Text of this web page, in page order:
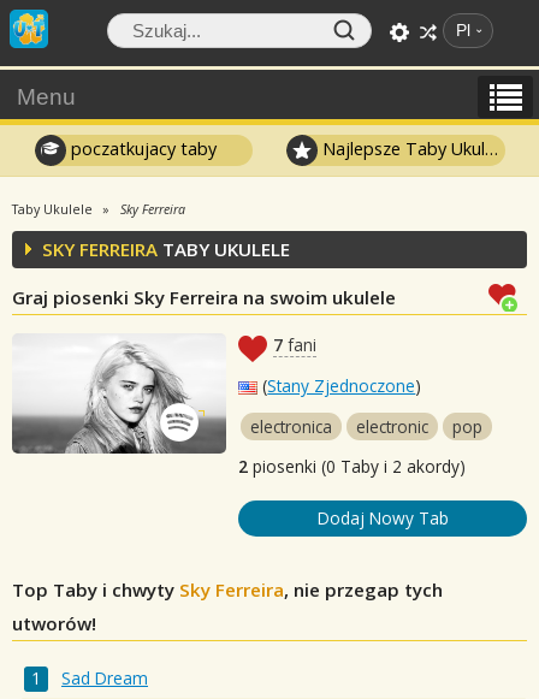
Pl
Menu
poczatkujacy taby Najlepsze Taby Ukulele
Taby Ukulele Sky Ferreira
SKY FERREIRA TABY UKULELE
Graj piosenki Sky Ferreira na swoim ukulele
7 fani
(Stany Zjednoczone)
electronica
electronic
pop
2 piosenki (0 Taby i 2 akordy)
Dodaj Nowy Tab
Top Taby i chwyty Sky Ferreira, nie przegap tych
utworów!
Sad Dream